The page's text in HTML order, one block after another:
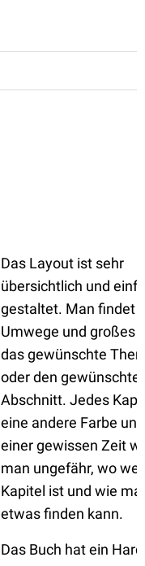
Das Layout ist sehr
übersichtlich und
gestaltet. Man findet
Umwege und großes
das gewünschte
oder den
Abschnitt. Jedes
eine andere Farbe
einer gewissen Zeit
man ungefähr, wo
Kapitel ist und wie
etwas finden kann.
Das Buch hat ein